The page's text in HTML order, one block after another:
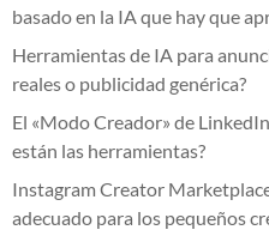
basado en la IA que hay que
Herramientas de IA para
reales o publicidad genérica?
El «Modo Creador» de
están las herramientas?
Instagram Creator
adecuado para los pequeños